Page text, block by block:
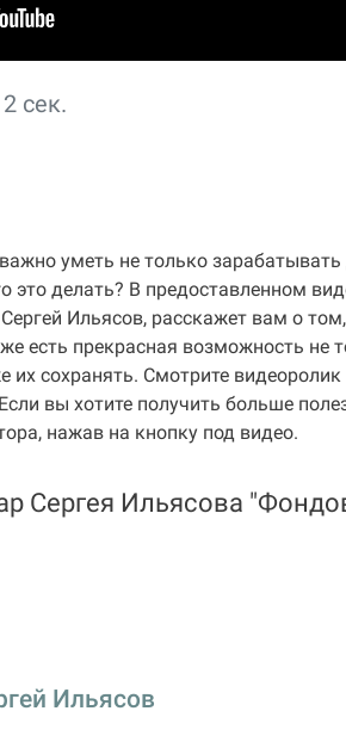
сек.
уметь не только зарабатывать
это делать? В предоставленном
Ильясов, расскажет вам о
есть прекрасная возможность не
их сохранять. Смотрите
вы хотите получить больше
нажав на кнопку под видео.
Сергея Ильясова
Ильясов